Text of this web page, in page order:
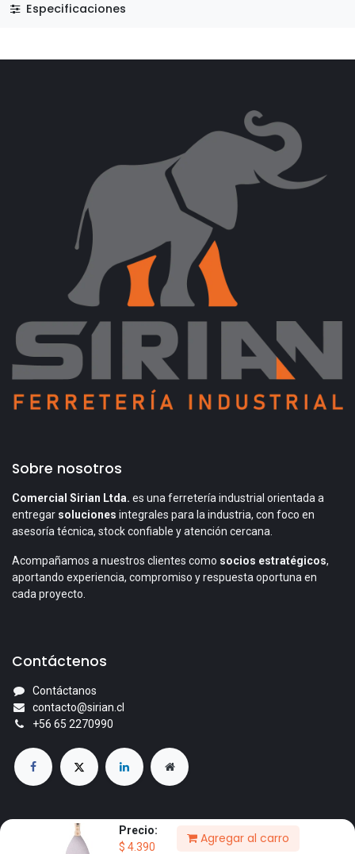
Precio:
$ 4.390
Agregar al carro
Especificaciones
Sobre nosotros
Comercial Sirian Ltda. es una ferretería industrial orientada a
entregar soluciones integrales para la industria, con foco en
asesoría técnica, stock confiable y atención cercana.
Acompañamos a nuestros clientes como socios estratégicos,
aportando experiencia, compromiso y respuesta oportuna en
cada proyecto.
Contáctenos
Contáctanos
contacto@sirian.cl
+56 65 2270990
© 2026 Comercial Sirian Ltda. Todos los derechos reservados.